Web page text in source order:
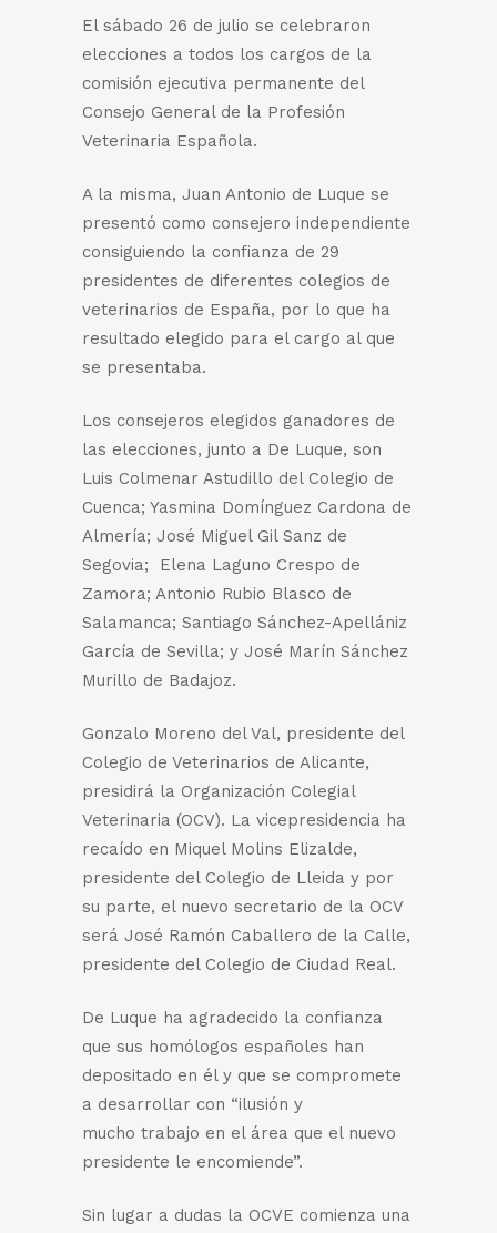
El sábado 26 de julio se celebraron
elecciones a todos los cargos de la
comisión ejecutiva permanente del
Consejo General de la Profesión
Veterinaria Española.
A la misma, Juan Antonio de Luque se
presentó como consejero independiente
consiguiendo la confianza de 29
presidentes de diferentes colegios de
veterinarios de España, por lo que ha
resultado elegido para el cargo al que
se presentaba.
Los consejeros elegidos ganadores de
las elecciones, junto a De Luque, son
Luis Colmenar Astudillo del Colegio de
Cuenca; Yasmina Domínguez Cardona de
Almería; José Miguel Gil Sanz de
Segovia; Elena Laguno Crespo de
Zamora; Antonio Rubio Blasco de
Salamanca; Santiago Sánchez-Apellániz
García de Sevilla; y José Marín Sánchez
Murillo de Badajoz.
Gonzalo Moreno del Val, presidente del
Colegio de Veterinarios de Alicante,
presidirá la Organización Colegial
Veterinaria (OCV). La vicepresidencia ha
recaído en Miquel Molins Elizalde,
presidente del Colegio de Lleida y por
su parte, el nuevo secretario de la OCV
será José Ramón Caballero de la Calle,
presidente del Colegio de Ciudad Real.
De Luque ha agradecido la confianza
que sus homólogos españoles han
depositado en él y que se compromete
a desarrollar con “ilusión y
mucho trabajo en el área que el nuevo
presidente le encomiende”.
Sin lugar a dudas la OCVE comienza una